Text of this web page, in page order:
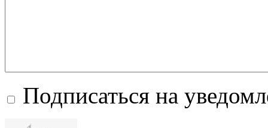
Подписаться на